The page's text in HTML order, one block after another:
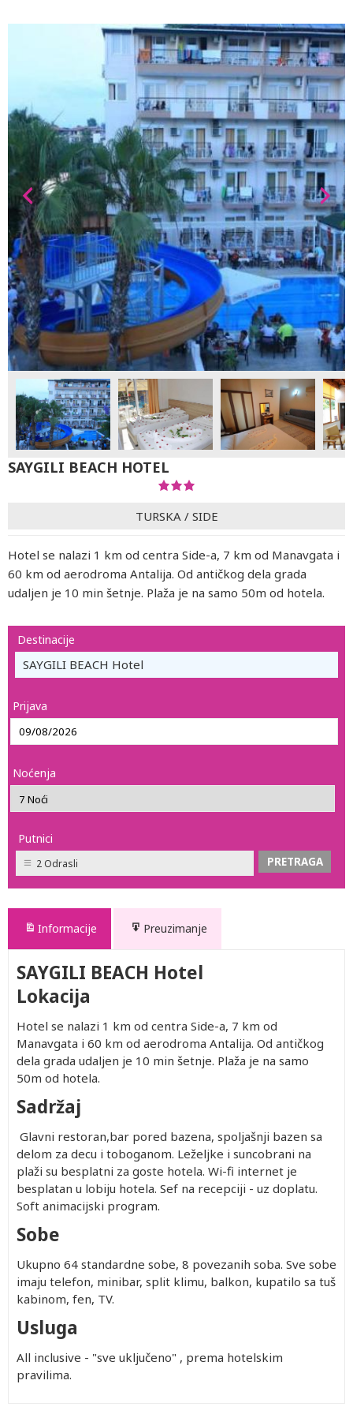
SAYGILI BEACH HOTEL
TURSKA / SIDE
Hotel se nalazi 1 km od centra Side-a, 7 km od Manavgata i
60 km od aerodroma Antalija. Od antičkog dela grada
udaljen je 10 min šetnje. Plaža je na samo 50m od hotela.
Destinacije
SAYGILI BEACH Hotel
Prijava
Noćenja
Putnici
2 Odrasli
Informacije Preuzimanje
SAYGILI BEACH Hotel
Lokacija
Hotel se nalazi 1 km od centra Side-a, 7 km od
Manavgata i 60 km od aerodroma Antalija. Od antičkog
dela grada udaljen je 10 min šetnje. Plaža je na samo
50m od hotela.
Sadržaj
Glavni restoran,bar pored bazena, spoljašnji bazen sa
delom za decu i toboganom. Leželjke i suncobrani na
plaži su besplatni za goste hotela. Wi-fi internet je
besplatan u lobiju hotela. Sef na recepciji - uz doplatu.
Soft animacijski program.
Sobe
Ukupno 64 standardne sobe, 8 povezanih soba. Sve sobe
imaju telefon, minibar, split klimu, balkon, kupatilo sa tuš
kabinom, fen, TV.
Usluga
All inclusive - "sve uključeno" , prema hotelskim
pravilima.